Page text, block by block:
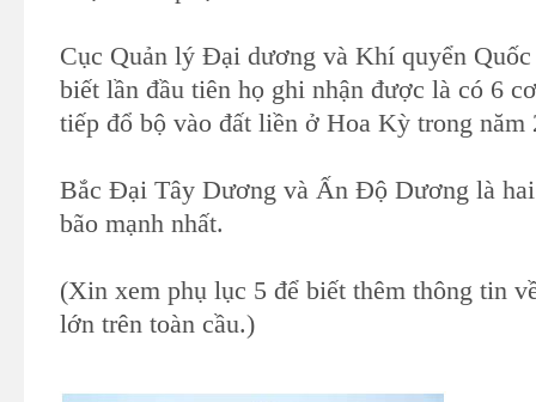
Cục Quản lý Đại dương và Khí quyển
biết lần đầu tiên họ ghi nhận được là có 6
tiếp đổ bộ vào đất liền ở Hoa Kỳ trong
Bắc Đại Tây Dương và Ấn Độ Dương là
bão mạnh nhất.
(Xin xem phụ lục 5 để biết thêm thông tin
lớn trên toàn cầu.)